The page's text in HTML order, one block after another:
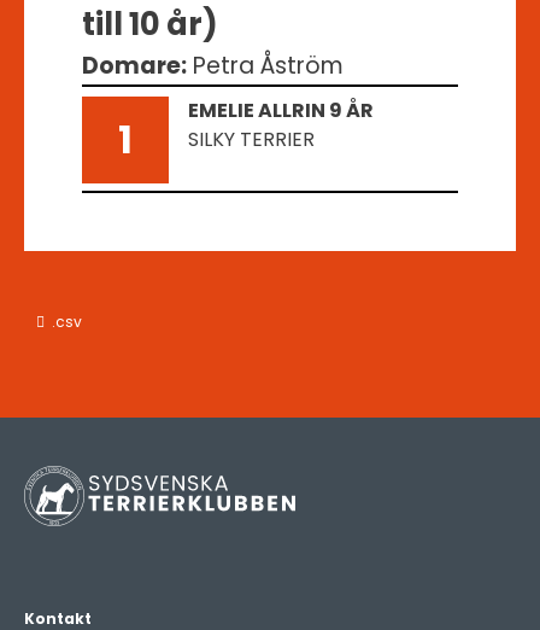
till 10 år)
Domare: Petra Åström
1
EMELIE ALLRIN 9 ÅR
SILKY TERRIER
.csv
Kontakt